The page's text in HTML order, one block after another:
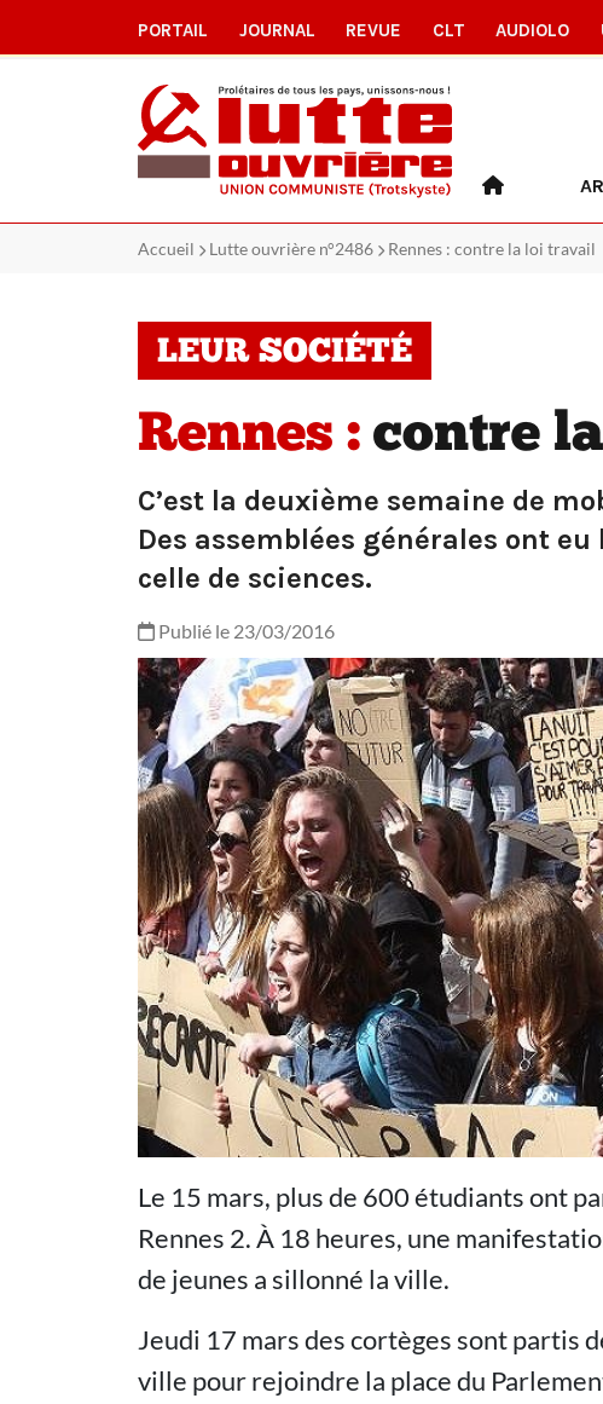
PORTAIL JOURNAL REVUE CLT AUDIOLO
Accueil Lutte ouvrière n°2486 Rennes : contre la loi travail
LEUR SOCIÉTÉ
Rennes : contre
C’est la deuxième semaine de
Des assemblées générales ont
celle de sciences.
Publié le 23/03/2016
Le 15 mars, plus de 600 étudiants ont
Rennes 2. À 18 heures, une
de jeunes a sillonné la ville.
Jeudi 17 mars des cortèges sont partis
ville pour rejoindre la place du